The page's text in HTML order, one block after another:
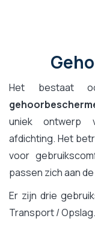
Het bestaat
uniek ontwerp
afdichting. Het
voor
passen zich aan
Er zijn drie
Transport / Opslag.